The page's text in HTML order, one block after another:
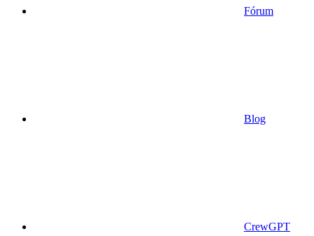
Fórum
Blog
CrewGPT